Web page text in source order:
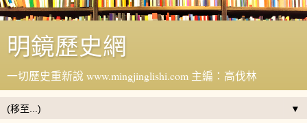
明鏡歷史網
一切歷史重新說 www.mingjinglishi.com 主編：高伐林
▼